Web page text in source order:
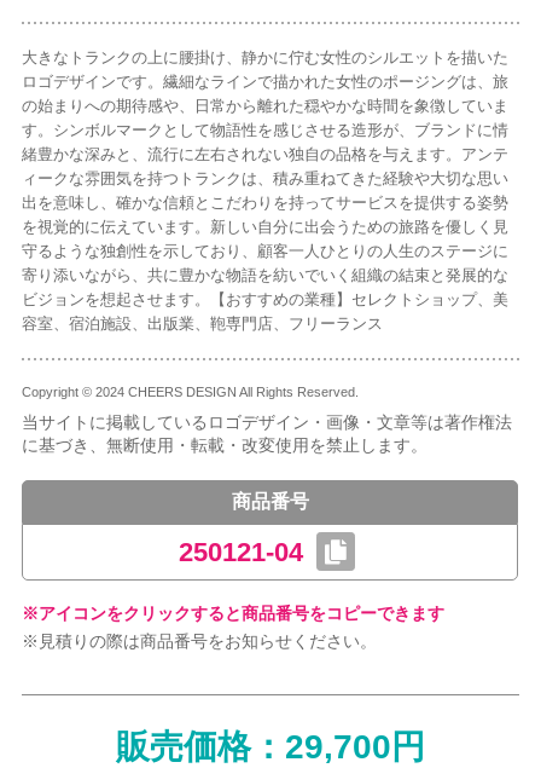
大きなトランクの上に腰掛け、静かに佇む女性のシルエットを描いた
ロゴデザインです。繊細なラインで描かれた女性のポージングは、旅
の始まりへの期待感や、日常から離れた穏やかな時間を象徴していま
す。シンボルマークとして物語性を感じさせる造形が、ブランドに情
緒豊かな深みと、流行に左右されない独自の品格を与えます。アンテ
ィークな雰囲気を持つトランクは、積み重ねてきた経験や大切な思い
出を意味し、確かな信頼とこだわりを持ってサービスを提供する姿勢
を視覚的に伝えています。新しい自分に出会うための旅路を優しく見
守るような独創性を示しており、顧客一人ひとりの人生のステージに
寄り添いながら、共に豊かな物語を紡いでいく組織の結束と発展的な
ビジョンを想起させます。【おすすめの業種】セレクトショップ、美
容室、宿泊施設、出版業、鞄専門店、フリーランス
Copyright © 2024 CHEERS DESIGN All Rights Reserved.
当サイトに掲載しているロゴデザイン・画像・文章等は著作権法
に基づき、無断使用・転載・改変使用を禁止します。
商品番号
250121-04
※アイコンをクリックすると商品番号をコピーできます
※見積りの際は商品番号をお知らせください。
販売価格：29,700円